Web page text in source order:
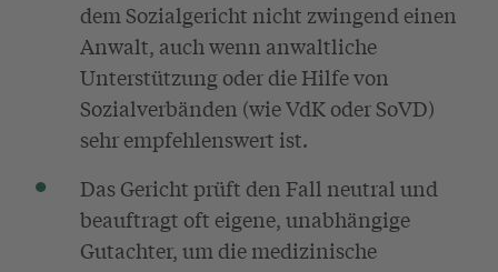
dem Sozialgericht nicht zwingend einen
Anwalt, auch wenn anwaltliche
Unterstützung oder die Hilfe von
Sozialverbänden (wie VdK oder SoVD)
sehr empfehlenswert ist.
Das Gericht prüft den Fall neutral und
beauftragt oft eigene, unabhängige
Gutachter, um die medizinische